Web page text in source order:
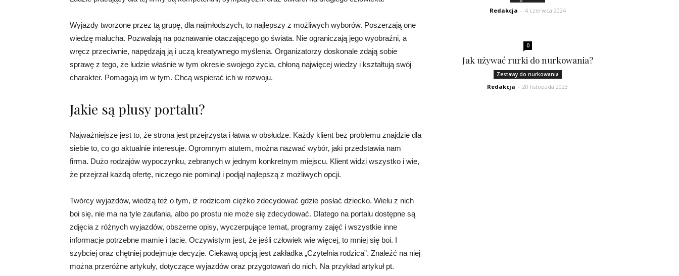
Wyjazdy tworzone przez tą grupę, dla najmłodszych, to najlepszy z możliwych wyborów. Poszerzają one
wiedzę malucha. Pozwalają na poznawanie otaczającego go świata. Nie ograniczają jego wyobraźni, a
wręcz przeciwnie, napędzają ją i uczą kreatywnego myślenia. Organizatorzy doskonale zdają sobie
sprawę z tego, że ludzie właśnie w tym okresie swojego życia, chłoną najwięcej wiedzy i kształtują swój
charakter. Pomagają im w tym. Chcą wspierać ich w rozwoju.
Jakie są plusy portalu?
Najważniejsze jest to, że strona jest przejrzysta i łatwa w obsłudze. Każdy klient bez problemu znajdzie dla
siebie to, co go aktualnie interesuje. Ogromnym atutem, można nazwać wybór, jaki przedstawia nam
firma. Dużo rodzajów wypoczynku, zebranych w jednym konkretnym miejscu. Klient widzi wszystko i wie,
że przejrzał każdą ofertę, niczego nie pominął i podjął najlepszą z możliwych opcji.
Twórcy wyjazdów, wiedzą też o tym, iż rodzicom ciężko zdecydować gdzie posłać dziecko. Wielu z nich
boi się, nie ma na tyle zaufania, albo po prostu nie może się zdecydować. Dlatego na portalu dostępne są
zdjęcia z różnych wyjazdów, obszerne opisy, wyczerpujące temat, programy zajęć i wszystkie inne
informacje potrzebne mamie i tacie. Oczywistym jest, że jeśli człowiek wie więcej, to mniej się boi. I
szybciej oraz chętniej podejmuje decyzje. Ciekawą opcją jest zakładka „Czytelnia rodzica”. Znaleźć na niej
można przeróżne artykuły, dotyczące wyjazdów oraz przygotowań do nich. Na przykład artykuł pt.
Redakcja - 4 czerwca 2024
0
Jak używać rurki do nurkowania?
Zestawy do nurkowania
Redakcja - 20 listopada 2023